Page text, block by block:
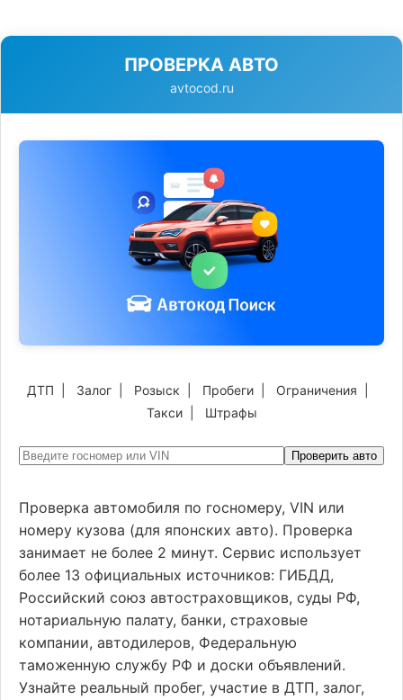
ПРОВЕРКА АВТО
avtocod.ru
ДТП Залог Розыск Пробеги Ограничения
Такси| Штрафы
Проверить авто
Проверка автомобиля по госномеру, VIN или
номеру кузова (для японских авто). Проверка
занимает не более 2 минут. Сервис использует
более 13 официальных источников: ГИБДД,
Российский союз автостраховщиков, суды РФ,
нотариальную палату, банки, страховые
компании, автодилеров, Федеральную
таможенную службу РФ и доски объявлений.
Узнайте реальный пробег, участие в ДТП, залог,